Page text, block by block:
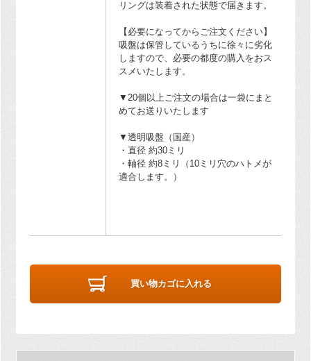
リングは装着された状態で届きます。
【必要になってからご注文ください】
吸盤は保管しているうちに徐々に劣化
しますので、必要の都度の購入をおス
スメいたします。
▼20個以上ご注文の場合は一袋にまと
めてお送りいたします
▼透明吸盤（国産）
・直径 約30ミリ
・軸径 約8ミリ（10ミリ穴のハトメが
適合します。）
買い物カゴに入れる